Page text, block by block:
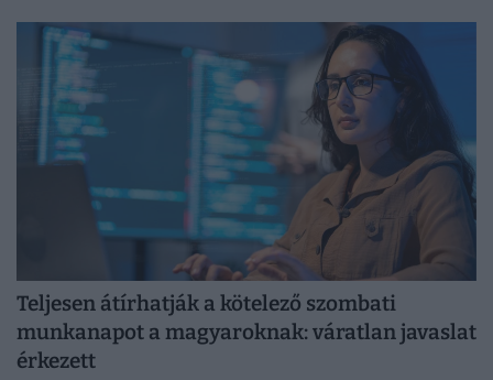
Teljesen átírhatják a kötelező szombati
munkanapot a magyaroknak: váratlan javaslat
érkezett